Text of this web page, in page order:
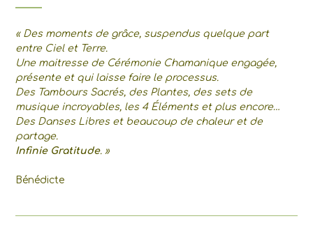
« Des moments de grâce, suspendus quelque part
entre Ciel et Terre.
Une maitresse de Cérémonie Chamanique engagée,
présente et qui laisse faire le processus.
Des Tambours Sacrés, des Plantes, des sets de
musique incroyables, les 4 Éléments et plus encore…
Des Danses Libres et beaucoup de chaleur et de
partage.
Infinie Gratitude. »
Bénédicte